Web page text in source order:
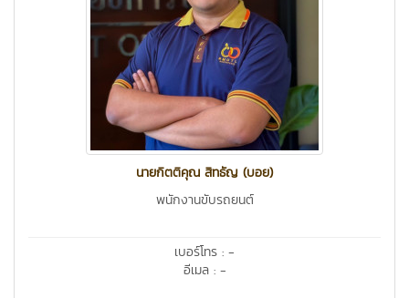
นายกิตติคุณ สิทธัญ (บอย)
พนักงานขับรถยนต์
เบอร์โทร : -
อีเมล : -